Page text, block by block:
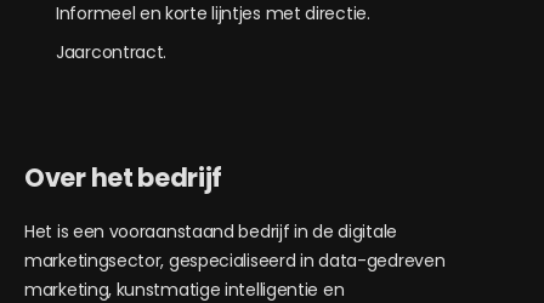
Informeel en korte lijntjes met directie.
Jaarcontract.
Over het bedrijf
Het is een vooraanstaand bedrijf in de digitale
marketingsector, gespecialiseerd in data-gedreven
marketing, kunstmatige intelligentie en